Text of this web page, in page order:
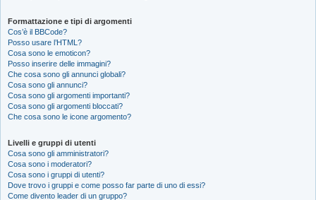
Formattazione e tipi di argomenti
Cos’è il BBCode?
Posso usare l’HTML?
Cosa sono le emoticon?
Posso inserire delle immagini?
Che cosa sono gli annunci globali?
Cosa sono gli annunci?
Cosa sono gli argomenti importanti?
Cosa sono gli argomenti bloccati?
Che cosa sono le icone argomento?
Livelli e gruppi di utenti
Cosa sono gli amministratori?
Cosa sono i moderatori?
Cosa sono i gruppi di utenti?
Dove trovo i gruppi e come posso far parte di uno di essi?
Come divento leader di un gruppo?